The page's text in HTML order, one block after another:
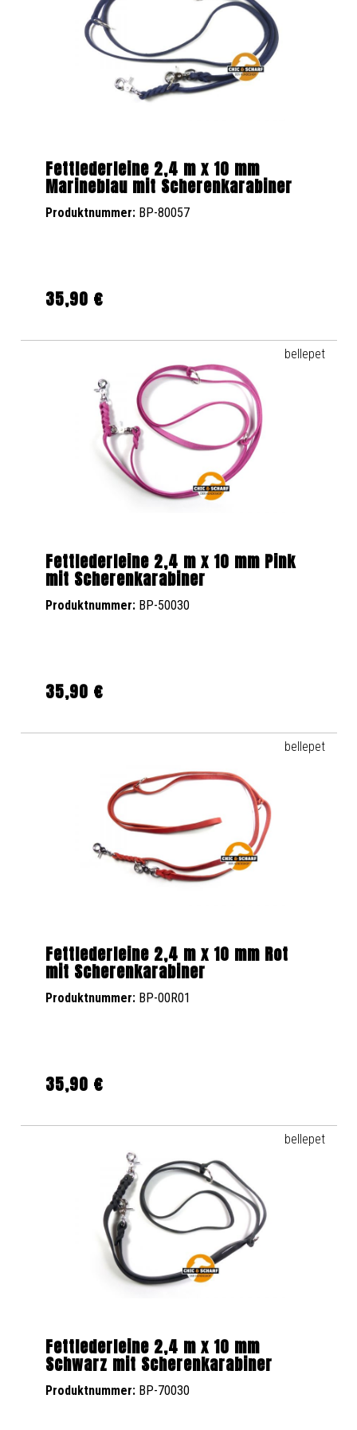
Fettlederleine 2,4 m x 10 mm
Marineblau mit Scherenkarabiner
Produktnummer: BP-80057
Regulärer Preis:
35,90 €
Fettlederleine 2,4 m x 10 mm Pink
mit Scherenkarabiner
Produktnummer: BP-50030
bellepet
Regulärer Preis:
35,90 €
Fettlederleine 2,4 m x 10 mm Rot
mit Scherenkarabiner
Produktnummer: BP-00R01
bellepet
Regulärer Preis:
35,90 €
Fettlederleine 2,4 m x 10 mm
Schwarz mit Scherenkarabiner
Produktnummer: BP-70030
bellepet